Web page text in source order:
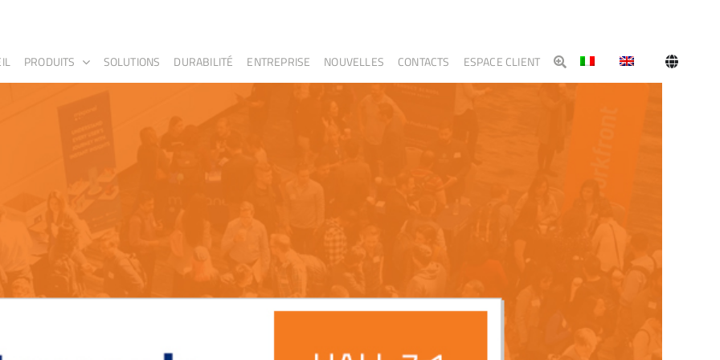
PRODUITS SOLUTIONS DURABILITÉ ENTREPRISE NOUVELLES CONTACTS ESPACE CLIENT